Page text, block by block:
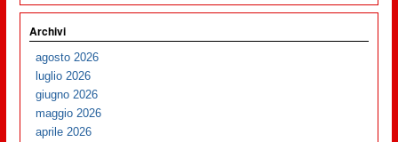
Archivi
agosto 2026
luglio 2026
giugno 2026
maggio 2026
aprile 2026